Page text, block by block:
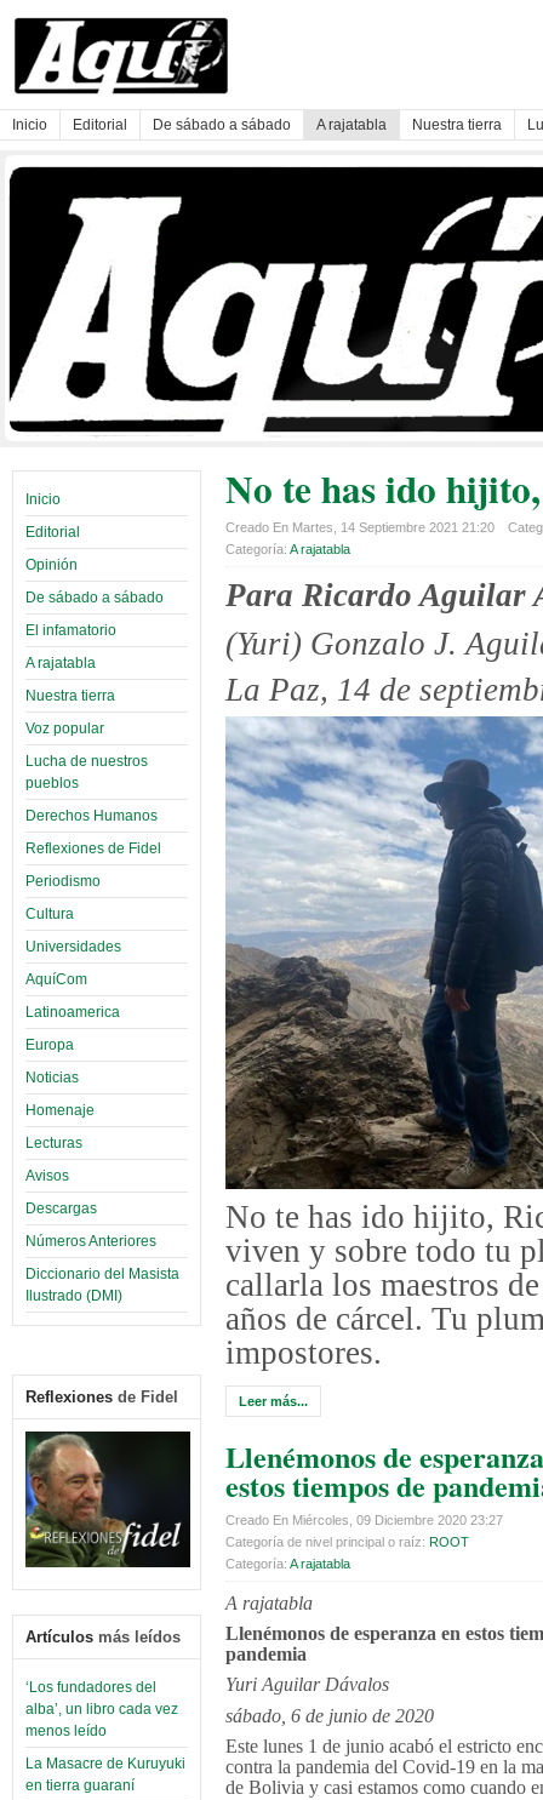
Inicio Editorial De sábado a sábado A rajatabla Nuestra tierra
Inicio
Editorial
Opinión
De sábado a sábado
El infamatorio
A rajatabla
Nuestra tierra
Voz popular
Lucha de nuestros
pueblos
Derechos Humanos
Reflexiones de Fidel
Periodismo
Cultura
Universidades
AquíCom
Latinoamerica
Europa
Noticias
Homenaje
Lecturas
Avisos
Descargas
Números Anteriores
Diccionario del Masista
Ilustrado (DMI)
Reflexiones de Fidel
Artículos más leídos
‘Los fundadores del
alba’, un libro cada vez
menos leído
La Masacre de Kuruyuki
en tierra guaraní
No te has ido
Creado En Martes, 14 Septiembre 2021 21:20
Categoría: A rajatabla
Para Ricardo Aguilar
(Yuri) Gonzalo J.
La Paz, 14 de
No te has ido hijito,
viven y sobre todo tu
callarla los maestros
años de cárcel. Tu
impostores.
Leer más...
Llenémonos de
estos tiempos de
Creado En Miércoles, 09 Diciembre 2020 23:27
Categoría de nivel principal o raíz: ROOT
Categoría: A rajatabla
A rajatabla
Llenémonos de esperanza en estos
pandemia
Yuri Aguilar Dávalos
sábado, 6 de junio de 2020
Este lunes 1 de junio acabó el estricto
contra la pandemia del Covid-19 en la
de Bolivia y casi estamos como cuando